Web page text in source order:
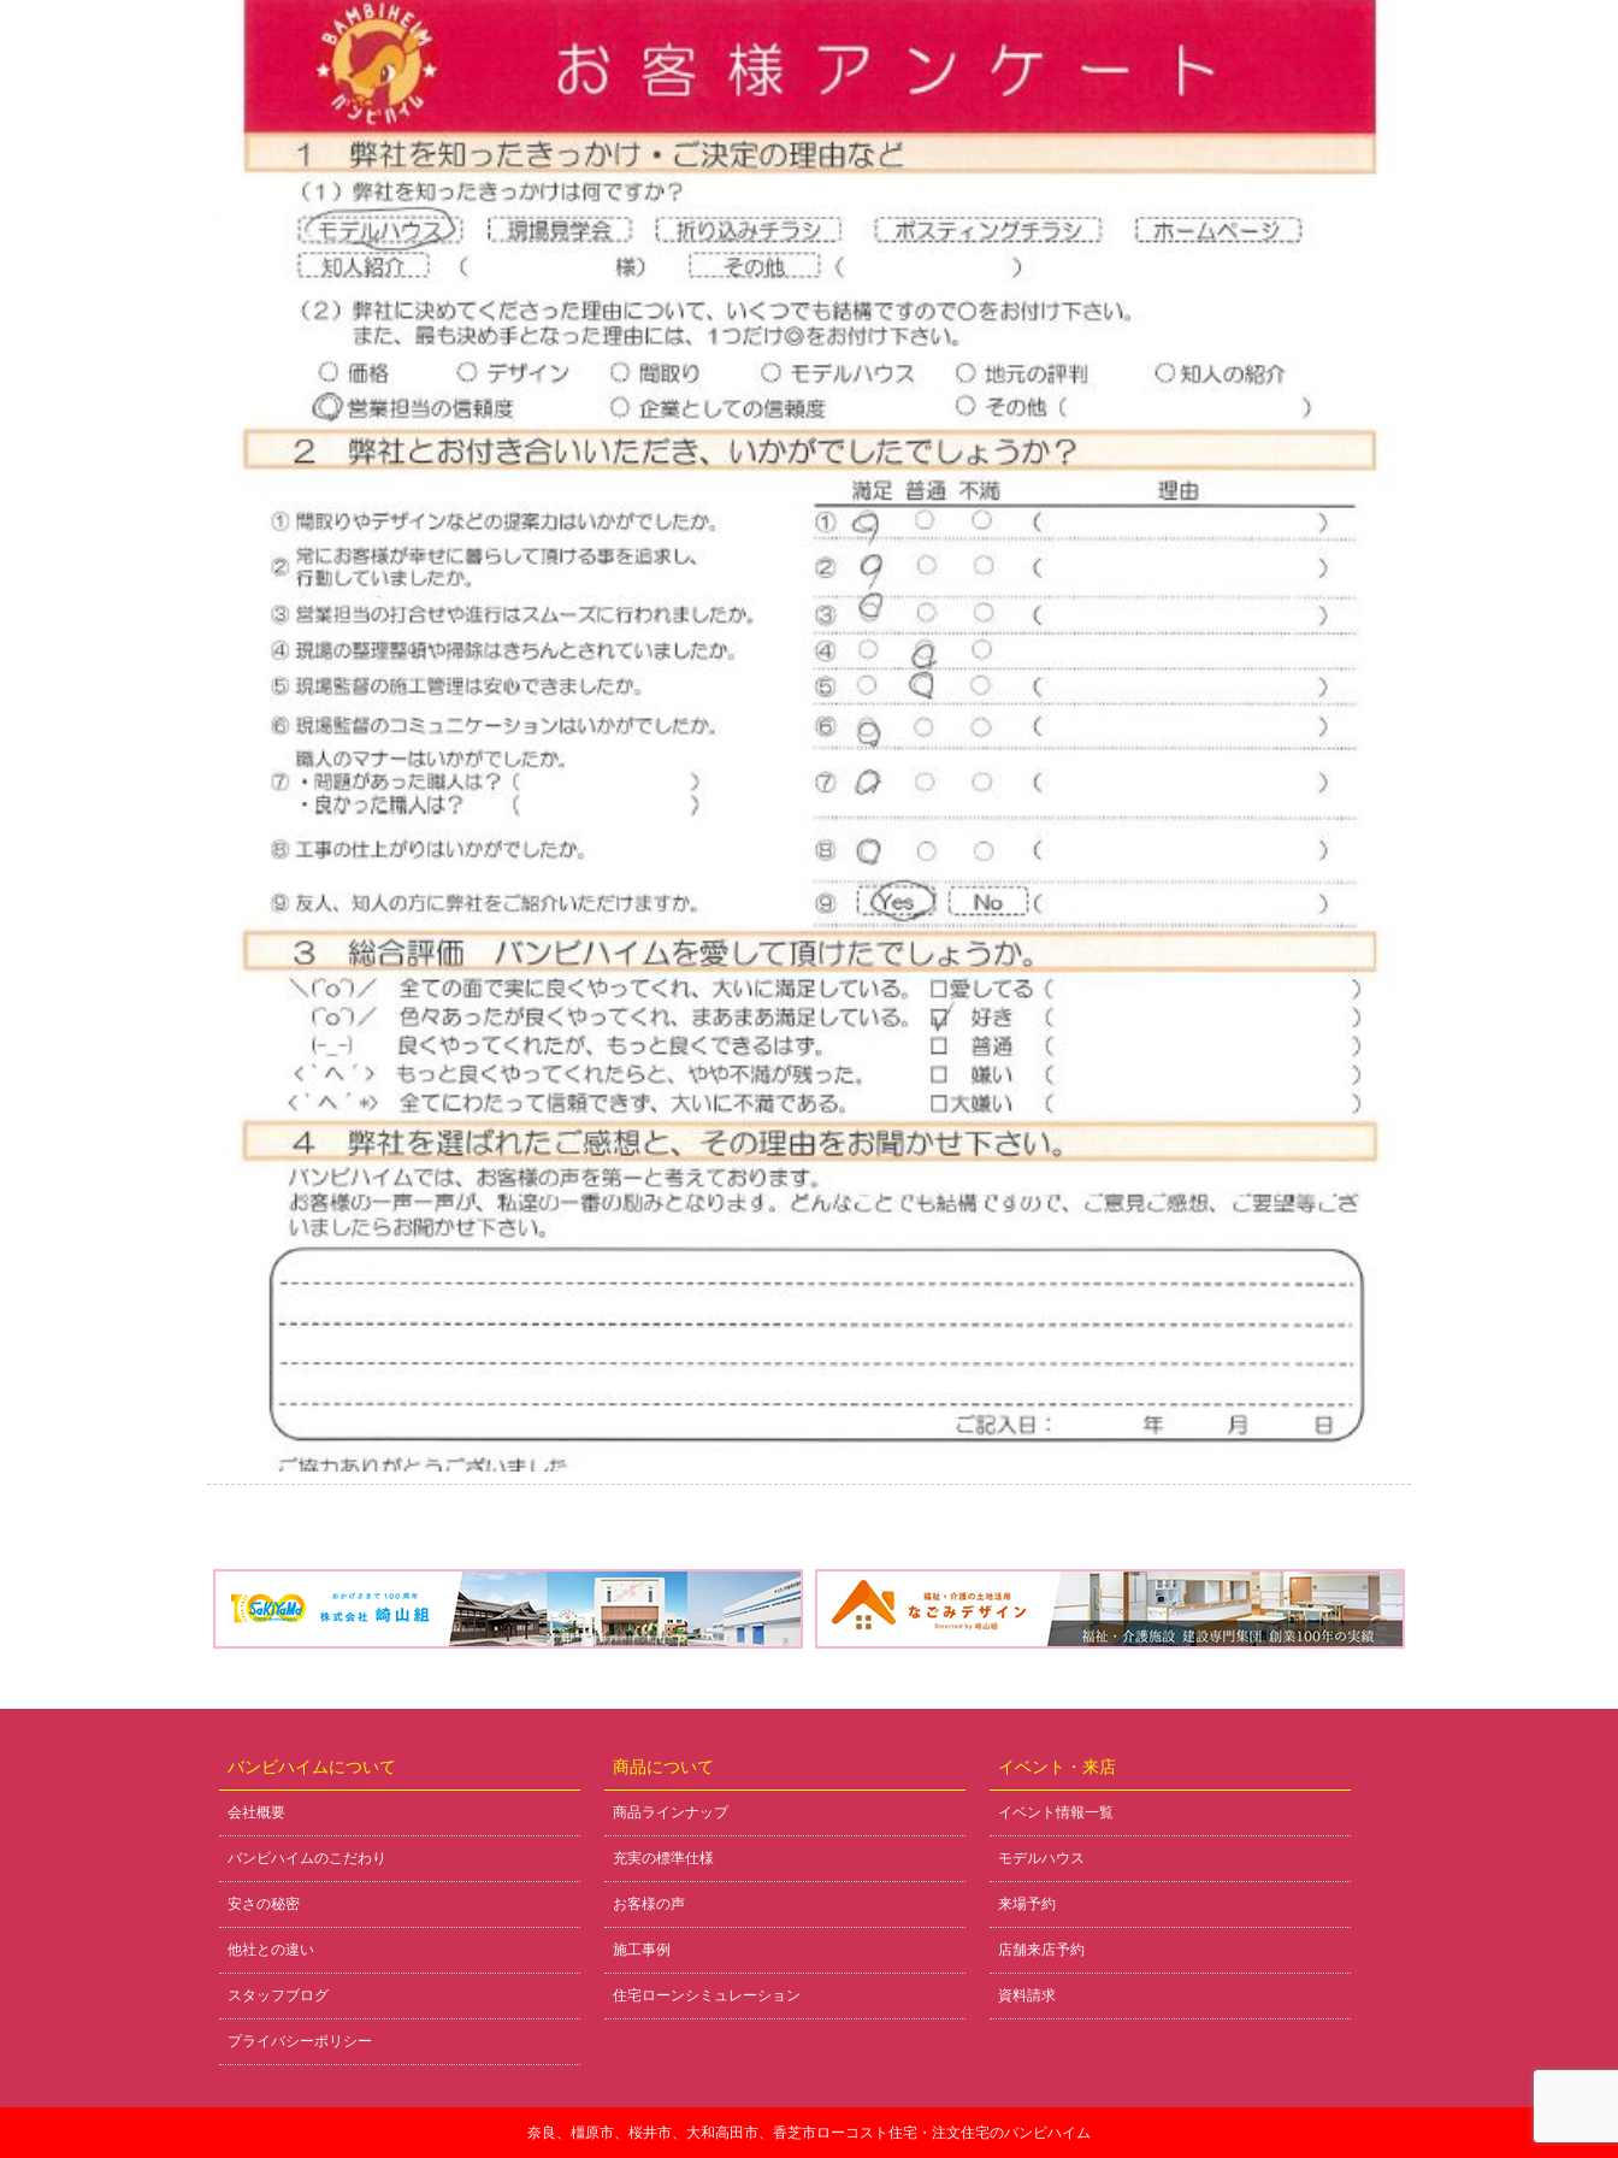
バンビハイムについて
会社概要
バンビハイムのこだわり
安さの秘密
他社との違い
スタッフブログ
プライバシーポリシー
商品について
商品ラインナップ
充実の標準仕様
お客様の声
施工事例
住宅ローンシミュレーション
イベント・来店
イベント情報一覧
モデルハウス
来場予約
店舗来店予約
資料請求
奈良、橿原市、桜井市、大和高田市、香芝市ローコスト住宅・注文住宅のバンビハイム